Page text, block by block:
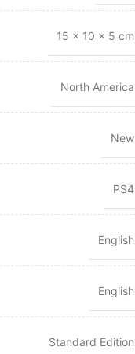
15 × 10 × 5 cm
North America
New
PS4
English
English
Standard Edition